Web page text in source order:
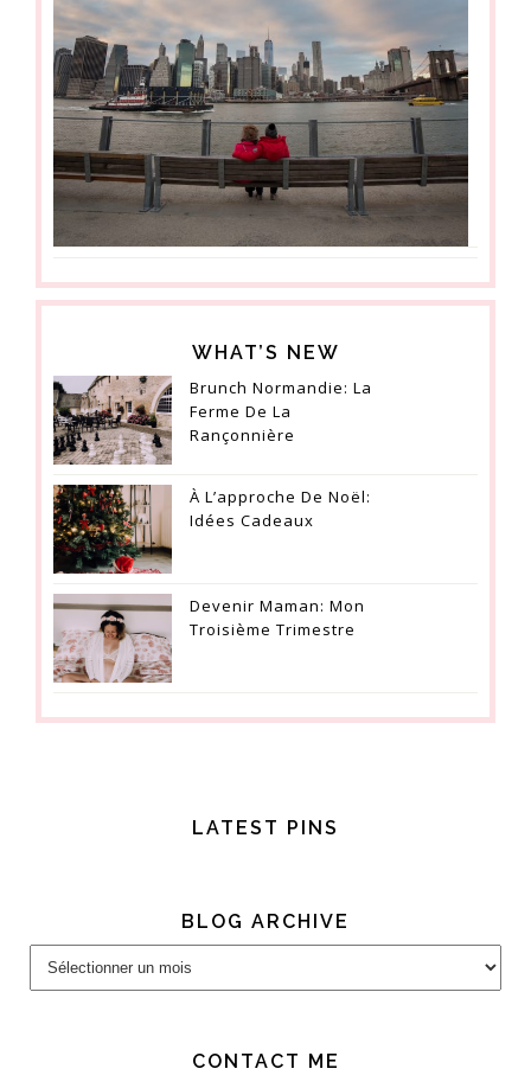
WHAT’S NEW
Brunch Normandie: La
Ferme De La
Rançonnière
À L’approche De Noël:
Idées Cadeaux
Devenir Maman: Mon
Troisième Trimestre
LATEST PINS
BLOG ARCHIVE
Archive
CONTACT ME